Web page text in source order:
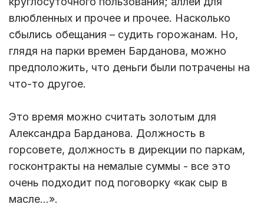
влюбленных и прочее и прочее. Насколько
сбылись обещания – судить горожанам. Но,
глядя на парки времен Барданова, можно
предположить, что деньги были потрачены на
что-то другое.
Это время можно считать золотым для
Александра Барданова. Должность в
горсовете, должность в дирекции по паркам,
госконтракты на немалые суммы - все это
очень подходит под поговорку «как сыр в
масле…».